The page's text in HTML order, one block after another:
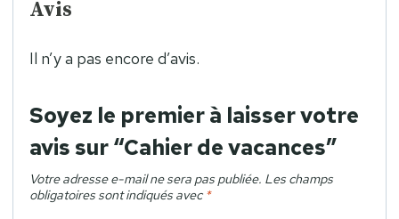
Avis
Il n’y a pas encore d’avis.
Soyez le premier à laisser votre
avis sur “Cahier de vacances”
Votre adresse e-mail ne sera pas publiée. Les champs
obligatoires sont indiqués avec *